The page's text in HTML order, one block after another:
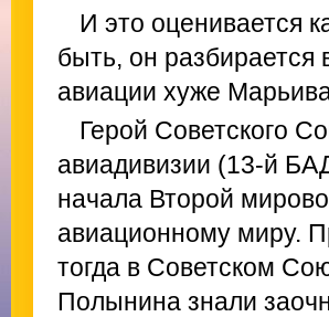
И это оценивается
быть, он разбирается
авиации хуже
Герой Советского
авиадивизии (13-й
начала Второй
авиационному миру.
тогда в Советском
Полынина знали